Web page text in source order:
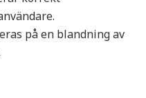
på en blandning av